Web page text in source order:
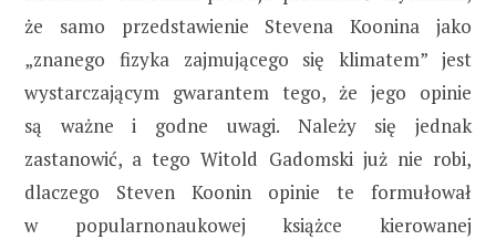
że samo przedstawienie Stevena Koonina jako
„znanego fizyka zajmującego się klimatem” jest
wystarczającym gwarantem tego, że jego opinie
są ważne i godne uwagi. Należy się jednak
zastanowić, a tego Witold Gadomski już nie robi,
dlaczego Steven Koonin opinie te formułował
w popularnonaukowej książce kierowanej